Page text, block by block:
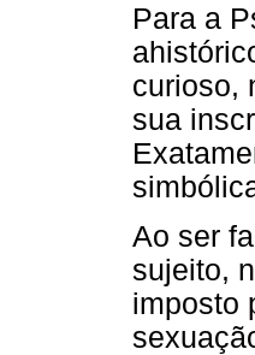
Para a
curioso,
sua
Ao ser
sujeito,
imposto